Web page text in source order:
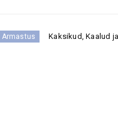
Kaksikud, Kaalud ja Veevalaja: